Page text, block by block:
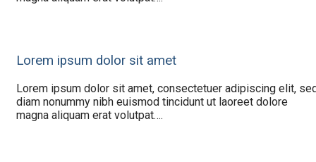
Lorem ipsum dolor sit amet
Lorem ipsum dolor sit amet, consectetuer adipiscing elit,
diam nonummy nibh euismod tincidunt ut laoreet dolore
magna aliquam erat volutpat….